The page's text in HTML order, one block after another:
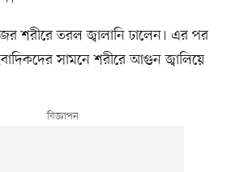
শরীরে তরল জ্বালানি ঢালেন। এর পর
সামনে শরীরে আগুন জ্বালিয়ে